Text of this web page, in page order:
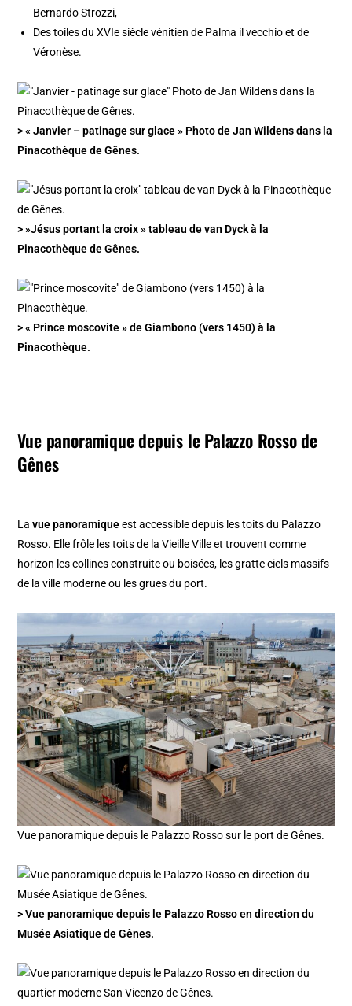
Bernardo Strozzi,
Des toiles du XVIe siècle vénitien de Palma il vecchio et de
Véronèse.
> « Janvier – patinage sur glace » Photo de Jan Wildens dans la
Pinacothèque de Gênes.
> »Jésus portant la croix » tableau de van Dyck à la
Pinacothèque de Gênes.
> « Prince moscovite » de Giambono (vers 1450) à la
Pinacothèque.
Vue panoramique depuis le Palazzo Rosso de
Gênes
Lavue panoramiqueest accessible depuis les toits du Palazzo
Rosso. Elle frôle les toits de la Vieille Ville et trouvent comme
horizon les collines construite ou boisées, les gratte ciels massifs
de la ville moderne ou les grues du port.
Vue panoramique depuis le Palazzo Rosso sur le port de Gênes.
> Vue panoramique depuis le Palazzo Rosso en direction du
Musée Asiatique de Gênes.